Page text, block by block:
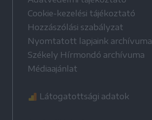
Cookie-kezelési tájékoztató
Hozzászólási szabályzat
Nyomtatott lapjaink archívuma
Székely Hírmondó archívuma
Médiaajánlat
Látogatottsági adatok